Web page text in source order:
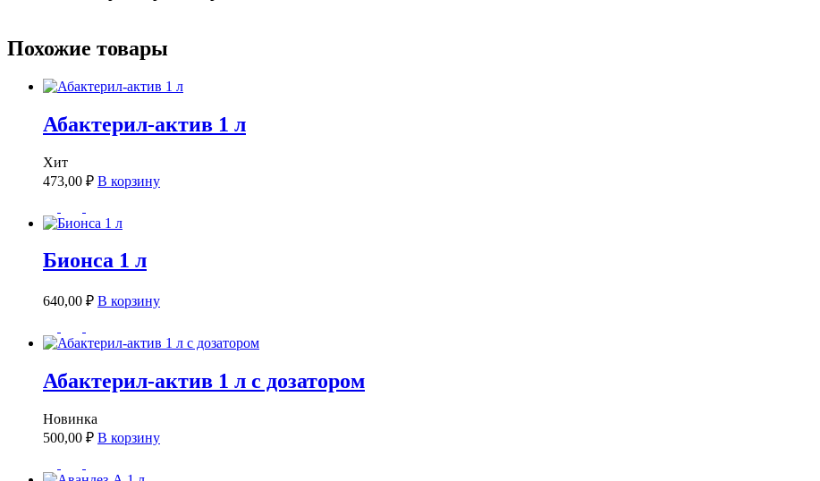
Похожие товары
Абактерил-актив 1 л
Хит
473,00 ₽ В корзину
Бионса 1 л
640,00 ₽ В корзину
Абактерил-актив 1 л с дозатором
Новинка
500,00 ₽ В корзину